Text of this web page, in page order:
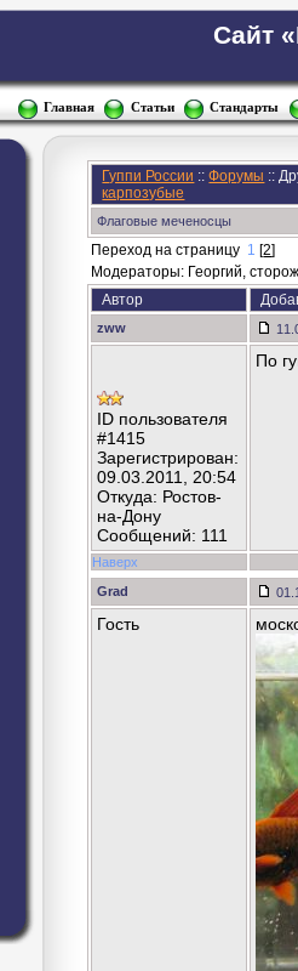
Сайт
Главная Статьи Стандарты
Гуппи России ::Форумы ::
карпозубые
Флаговые меченосцы
Переход на страницу 1 [2]
Модераторы: Георгий,
Автор
zww
ID пользователя
#1415
Зарегистрирован:
09.03.2011, 20:54
Откуда: Ростов-
на-Дону
Сообщений: 111
По
Наверх
Grad
Гость